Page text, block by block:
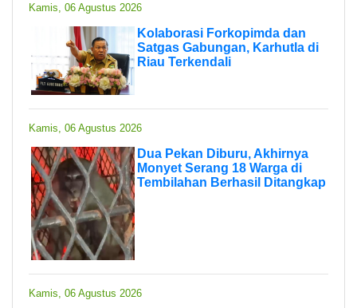
Kamis, 06 Agustus 2026
Kolaborasi Forkopimda dan
Satgas Gabungan, Karhutla di
Riau Terkendali
Kamis, 06 Agustus 2026
Dua Pekan Diburu, Akhirnya
Monyet Serang 18 Warga di
Tembilahan Berhasil Ditangkap
Kamis, 06 Agustus 2026